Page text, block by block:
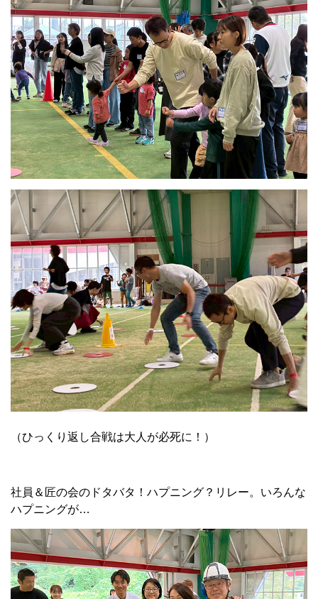
（ひっくり返し合戦は大人が必死に！）
社員＆匠の会のドタバタ！ハプニング？リレー。いろんな
ハプニングが…